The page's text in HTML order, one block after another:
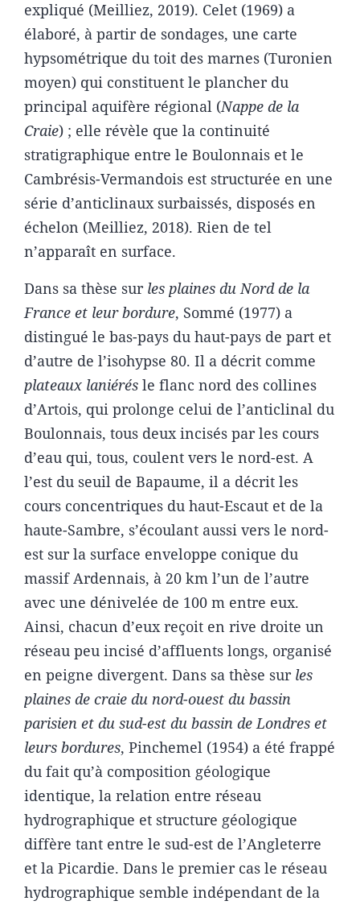
expliqué (Meilliez, 2019). Celet (1969) a
élaboré, à partir de sondages, une carte
hypsométrique du toit des marnes (Turonien
moyen) qui constituent le plancher du
principal aquifère régional (Nappe de la
Craie) ; elle révèle que la continuité
stratigraphique entre le Boulonnais et le
Cambrésis-Vermandois est structurée en une
série d’anticlinaux surbaissés, disposés en
échelon (Meilliez, 2018). Rien de tel
n’apparaît en surface.
Dans sa thèse sur les plaines du Nord de la
France et leur bordure, Sommé (1977) a
distingué le bas-pays du haut-pays de part et
d’autre de l’isohypse 80. Il a décrit comme
plateaux laniérés le flanc nord des collines
d’Artois, qui prolonge celui de l’anticlinal du
Boulonnais, tous deux incisés par les cours
d’eau qui, tous, coulent vers le nord-est. A
l’est du seuil de Bapaume, il a décrit les
cours concentriques du haut-Escaut et de la
haute-Sambre, s’écoulant aussi vers le nord-
est sur la surface enveloppe conique du
massif Ardennais, à 20 km l’un de l’autre
avec une dénivelée de 100 m entre eux.
Ainsi, chacun d’eux reçoit en rive droite un
réseau peu incisé d’affluents longs, organisé
en peigne divergent. Dans sa thèse sur les
plaines de craie du nord-ouest du bassin
parisien et du sud-est du bassin de Londres et
leurs bordures, Pinchemel (1954) a été frappé
du fait qu’à composition géologique
identique, la relation entre réseau
hydrographique et structure géologique
diffère tant entre le sud-est de l’Angleterre
et la Picardie. Dans le premier cas le réseau
hydrographique semble indépendant de la